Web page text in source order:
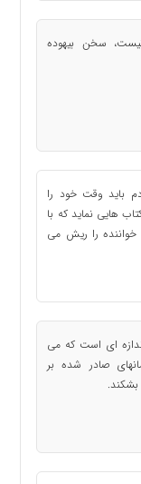
سخن بیهوده
باید وقت خود را
هایی نماید كه با
را ریش می
ای است كه می
صادر شده بر